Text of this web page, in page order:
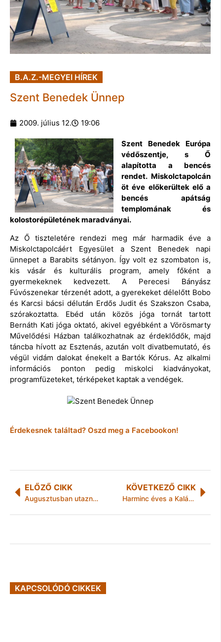
B.A.Z.-MEGYEI HÍREK
Szent Benedek Ünnep
2009. július 12. 19:06
Szent Benedek Európa
védőszentje, s Ő
alapította a bencés
rendet. Miskolctapolcán
öt éve előkerültek elő a
bencés apátság
templomának és
kolostorépületének maradványai.
Az Ő tiszteletére rendezi meg már harmadik éve a
Miskolctapolcáért Egyesület a Szent Benedek napi
ünnepet a Barabits sétányon. Így volt ez szombaton is,
kis vásár és kulturális program, amely főként a
gyermekeknek kedvezett. A Perecesi Bányász
Fúvószenekar térzenét adott, a gyerekeket délelőtt Bobo
és Karcsi bácsi délután Erdős Judit és Szakszon Csaba,
szórakoztatta. Ebéd után közös jóga tornát tartott
Bernáth Kati jóga oktató, akivel egyébként a Vörösmarty
Művelődési Házban találkozhatnak az érdeklődők, majd
táncba hívott az Esztenás, azután volt divatbemutató, és
végül vidám dalokat énekelt a Bartók Kórus. Az alkalmi
információs ponton pedig miskolci kiadványokat,
programfüzeteket, térképeket kaptak a vendégek.
Érdekesnek találtad? Oszd meg a Facebookon!
ELŐZŐ CIKK
Augusztusban utaznak a legtöbben külföldre
KÖVETKEZŐ CIKK
Harminc éves a Kaláka Fesztivál
KAPCSOLÓDÓ CIKKEK